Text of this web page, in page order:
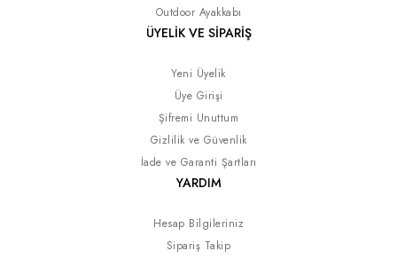
Outdoor Ayakkabı
ÜYELİK VE SİPARİŞ
Yeni Üyelik
Üye Girişi
Şifremi Unuttum
Gizlilik ve Güvenlik
İade ve Garanti Şartları
YARDIM
Hesap Bilgileriniz
Sipariş Takip